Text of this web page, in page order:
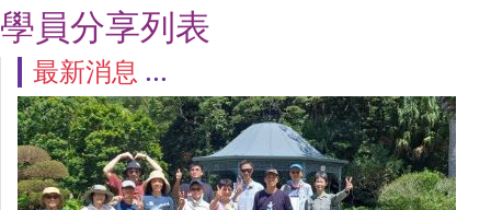
學員分享列表
最新消息